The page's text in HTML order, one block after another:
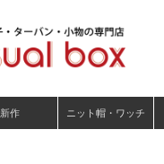
新作 ニット帽・ワッチ